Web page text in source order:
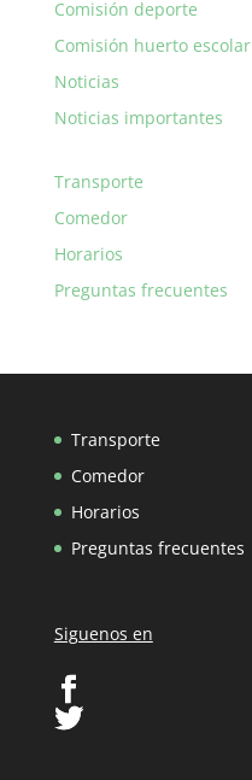
Comisión deporte
Comisión huerto escolar
Noticias
Noticias importantes
Transporte
Comedor
Horarios
Preguntas frecuentes
Transporte
Comedor
Horarios
Preguntas frecuentes
Siguenos en